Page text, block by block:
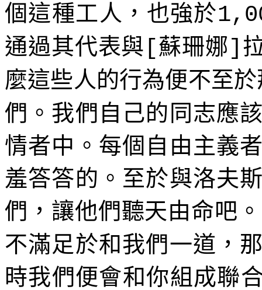
個這種工人，也強於
通過其代表與 [蘇珊娜]
麼這些人的行為便不至
們。我們自己的同志應
情者中。每個自由主義
羞答答的。至於與洛夫
們，讓他們聽天由命吧
不滿足於和我們一道，
時我們便會和你組成聯